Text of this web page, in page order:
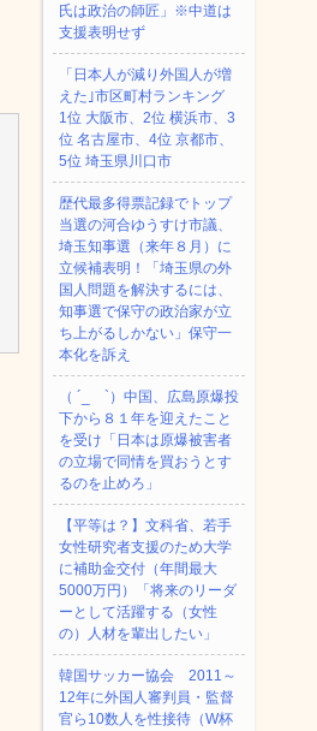
氏は政治の師匠」※中道は
支援表明せず
「日本人が減り外国人が増
えた｣市区町村ランキング
1位 大阪市、2位 横浜市、3
位 名古屋市、4位 京都市、
5位 埼玉県川口市
歴代最多得票記録でトップ
当選の河合ゆうすけ市議、
埼玉知事選（来年８月）に
立候補表明！「埼玉県の外
国人問題を解決するには、
知事選で保守の政治家が立
ち上がるしかない」保守一
本化を訴え
（ ´_ゝ`）中国、広島原爆投
下から８１年を迎えたこと
を受け「日本は原爆被害者
の立場で同情を買おうとす
るのを止めろ」
【平等は？】文科省、若手
女性研究者支援のため大学
に補助金交付（年間最大
5000万円）「将来のリーダ
ーとして活躍する（女性
の）人材を輩出したい」
韓国サッカー協会 2011～
12年に外国人審判員・監督
官ら10数人を性接待（W杯